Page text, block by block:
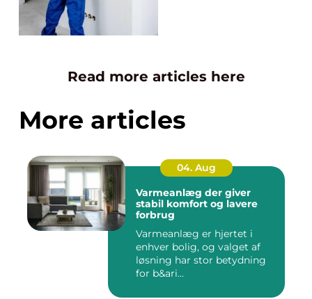
Read more articles here
More articles
04. Aug
Varmeanlæg der giver
stabil komfort og lavere
forbrug
Varmeanlæg er hjertet i
enhver bolig, og valget af
løsning har stor betydning
for b&ari...